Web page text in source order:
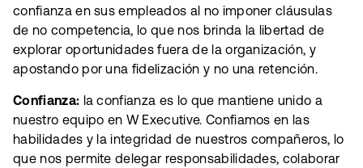
confianza en sus empleados al no imponer cláusulas
de no competencia, lo que nos brinda la libertad de
explorar oportunidades fuera de la organización, y
apostando por una fidelización y no una retención.
Confianza: la confianza es lo que mantiene unido a
nuestro equipo en W Executive. Confiamos en las
habilidades y la integridad de nuestros compañeros, lo
que nos permite delegar responsabilidades, colaborar